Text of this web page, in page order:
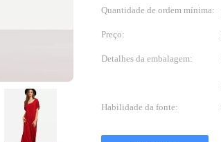
Quantidade de ordem mínima:
Preço:
Detalhes da embalagem:
Habilidade da fonte: